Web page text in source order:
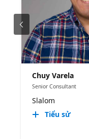
Chuy Varela
Senior Consultant
Slalom
Tiểu sử